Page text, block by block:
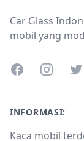
Car Glass
mobil yang
FacebookInstagram
INFORMASI:
Kaca mobil